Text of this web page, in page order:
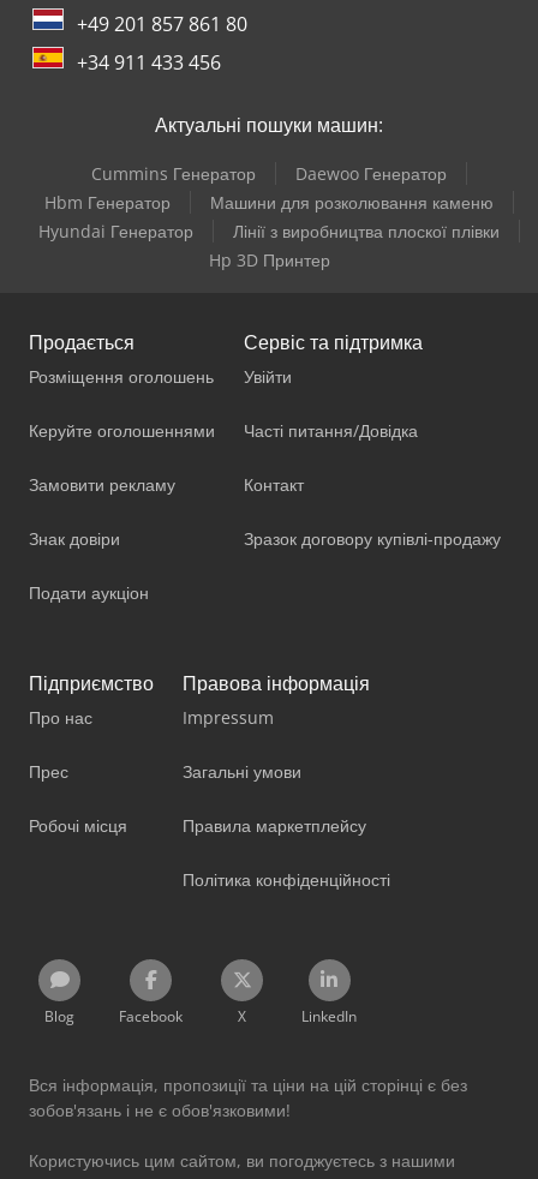
+49 201 857 861 80
+34 911 433 456
Актуальні пошуки машин:
Cummins Генератор
Daewoo Генератор
Hbm Генератор
Машини для розколювання каменю
Hyundai Генератор
Лінії з виробництва плоскої плівки
Hp 3D Принтер
Продається
Розміщення оголошень
Керуйте оголошеннями
Замовити рекламу
Знак довіри
Подати аукціон
Сервіс та підтримка
Увійти
Часті питання/Довідка
Контакт
Зразок договору купівлі-продажу
Підприємство
Про нас
Прес
Робочі місця
Правова інформація
Impressum
Загальні умови
Правила маркетплейсу
Політика конфіденційності
Blog Facebook X LinkedIn
Вся інформація, пропозиції та ціни на цій сторінці є без
зобов'язань і не є обов'язковими!
Користуючись цим сайтом, ви погоджуєтесь з нашими